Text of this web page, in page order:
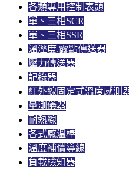
各類專用控制表頭
單、三相SCR
單、三相SSR
溫溼度.露點傳送器
壓力傳送器
記錄器
紅外線固定式溫度感測
量測儀器
耐熱線
各式感溫棒
溫度補償導線
負載檢知器